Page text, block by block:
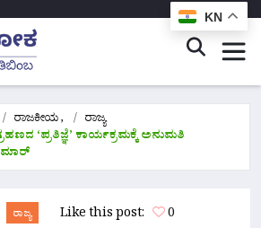
ರಾಜಕೀಯ,
ರಾಜ್ಯ
‘ಪ್ರತಿಜ್ಞೆ’ ಕಾರ್ಯಕ್ರಮಕ್ಕೆ ಅನುಮತಿ
ರಾಜ್ಯ Like this post: 0
KN